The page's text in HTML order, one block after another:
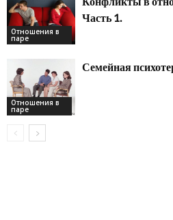
Отношения в
паре
Часть 1.
Отношения в
паре
Семейная